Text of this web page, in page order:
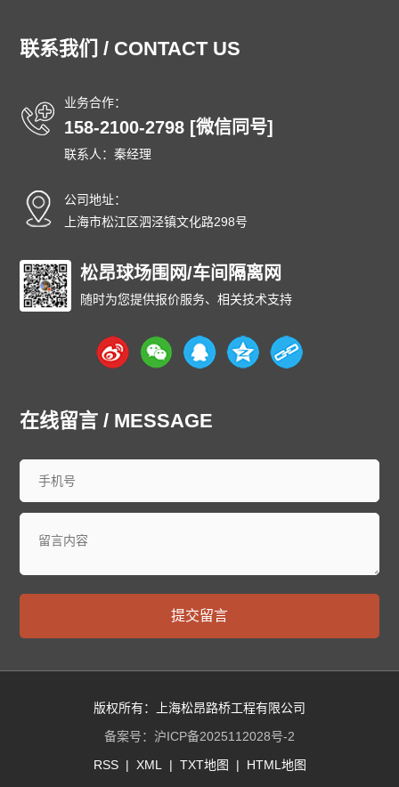
联系我们 / CONTACT US
业务合作：
158-2100-2798 [微信同号]
联系人：秦经理
公司地址：
上海市松江区泗泾镇文化路298号
松昂球场围网/车间隔离网
随时为您提供报价服务、相关技术支持
在线留言 / MESSAGE
提交留言
版权所有：上海松昂路桥工程有限公司
备案号： 沪ICP备2025112028号-2
RSS| XML| TXT地图 | HTML地图